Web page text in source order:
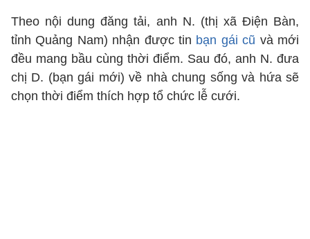
Theo nội dung đăng tải, anh N. (thị xã Điện Bàn,
tỉnh Quảng Nam) nhận được tin bạn gái cũ và mới
đều mang bầu cùng thời điểm. Sau đó, anh N. đưa
chị D. (bạn gái mới) về nhà chung sống và hứa sẽ
chọn thời điểm thích hợp tổ chức lễ cưới.